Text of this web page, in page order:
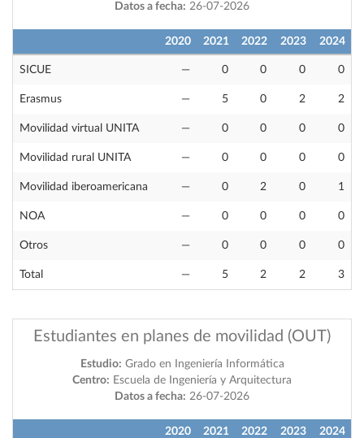
Datos a fecha: 26-07-2026
2020 2021 2022 2023 2024
SICUE — 0 0 0 0
Erasmus — 5 0 2 2
Movilidad virtual UNITA — 0 0 0 0
Movilidad rural UNITA — 0 0 0 0
Movilidad iberoamericana — 0 2 0 1
NOA — 0 0 0 0
Otros — 0 0 0 0
Total — 5 2 2 3
Estudiantes en planes de movilidad (OUT)
Estudio: Grado en Ingeniería Informática
Centro: Escuela de Ingeniería y Arquitectura
Datos a fecha: 26-07-2026
2020 2021 2022 2023 2024